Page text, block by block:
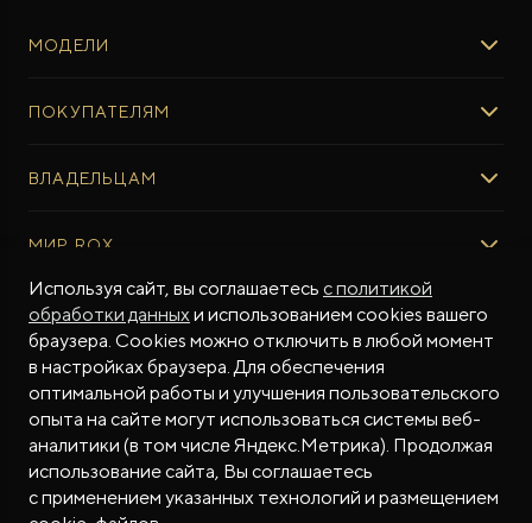
МОДЕЛИ
ROX ADAMAS
ПОКУПАТЕЛЯМ
Авто в наличии
Тест-драйв
Специальные предложения
ФИНАНСЫ И УСЛУГИ
Финансовые программы
Рассчитать кредит
Трейд-ин
Калькулятор трейд-ин
Страхование
ВЛАДЕЛЬЦАМ
Регламент ТО
Программное обеспечение
ПОДДЕРЖКА
Гарантия производителя
Контракт гарантийной поддержки
Помощь на дорогах
Руководства по эксплуатации
Магазин приложений ROX
МИР ROX
О БРЕНДЕ
Бренд ROX
Дизайн Pininfarina
Новости
СМИ о нас
Истории владельцев
Часто задаваемые вопросы
СОТРУДНИЧЕСТВО
МЫ В СОЦСЕТЯХ
© 2026
Используя сайт, вы соглашаетесь с политикой
обработки данныхи использованием cookies вашего
браузера. Cookies можно отключить в любой момент
в настройках браузера. Для обеспечения
оптимальной работы и улучшения пользовательского
опыта на сайте могут использоваться системы веб-
аналитики (в том числе Яндекс.Метрика). Продолжая
использование сайта, Вы соглашаетесь
с применением указанных технологий и размещением